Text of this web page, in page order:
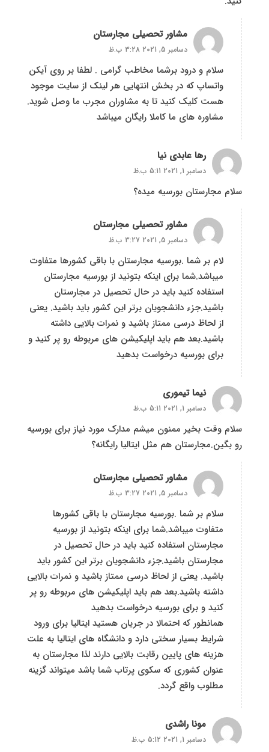
مشاور تحصیلی مجارستان
دسامبر 5, 2021 3:28 ب.ظ
سلام و درود برشما مخاطب گرامی . لطفا بر روی آیکن
واتساپ که در بخش انتهایی هر لینک از سایت موجود
هست کلیک کنید تا به مشاوران مجرب ما وصل شوید.
مشاوره های ما کاملا رایگان میباشد
رها عابدی نیا
دسامبر 1, 2021 5:11 ب.ظ
سلام مجارستان بورسیه میده؟
مشاور تحصیلی مجارستان
دسامبر 5, 2021 3:27 ب.ظ
لام بر شما .بورسیه مجارستان با باقی کشورها متفاوت
میباشد.شما برای اینکه بتونید از بورسیه مجارستان
استفاده کنید باید در حال تحصیل در مجارستان
باشید.جزء دانشجویان برتر این کشور باید باشید. یعنی
از لحاظ درسی ممتاز باشید و نمرات بالایی داشته
باشید.بعد هم باید اپلیکیشن های مربوطه رو پر کنید و
برای بورسیه درخواست بدهید
نیما تیموری
دسامبر 1, 2021 5:11 ب.ظ
سلام وقت بخیر ممنون میشم مدارک مورد نیاز برای بورسیه
رو بگین.مجارستان هم مثل ایتالیا رایگانه؟
مشاور تحصیلی مجارستان
دسامبر 5, 2021 3:27 ب.ظ
سلام بر شما .بورسیه مجارستان با باقی کشورها
متفاوت میباشد.شما برای اینکه بتونید از بورسیه
مجارستان استفاده کنید باید در حال تحصیل در
مجارستان باشید.جزء دانشجویان برتر این کشور باید
باشید. یعنی از لحاظ درسی ممتاز باشید و نمرات بالایی
داشته باشید.بعد هم باید اپلیکیشن های مربوطه رو پر
کنید و برای بورسیه درخواست بدهید
همانطور که احتمالا در جریان هستید ایتالیا برای ورود
شرایط بسیار سختی دارد و دانشگاه های ایتالیا به علت
هزینه های پایین رقابت بالایی دارند لذا مجارستان به
عنوان کشوری که سکوی پرتاب شما باشد میتواند گزینه
مطلوب واقع گردد.
مونا راشدی
دسامبر 1, 2021 5:12 ب.ظ